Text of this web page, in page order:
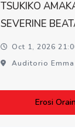
TSUKIKO
SEVERINE
Oct 1, 2026
Auditorio Emma
Erosi